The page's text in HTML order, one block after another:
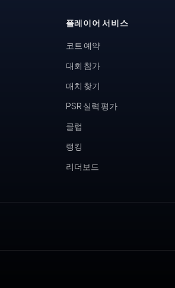
플레이어 서비스
코트 예약
대회 참가
매치 찾기
PSR 실력 평가
클럽
랭킹
리더보드